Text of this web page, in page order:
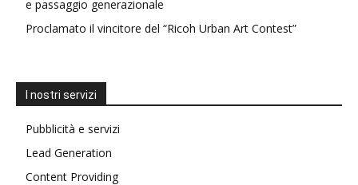
e passaggio generazionale
Proclamato il vincitore del “Ricoh Urban Art Contest”
I nostri servizi
Pubblicità e servizi
Lead Generation
Content Providing